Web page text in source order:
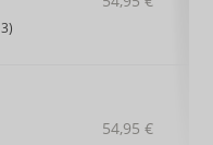
54,95 €